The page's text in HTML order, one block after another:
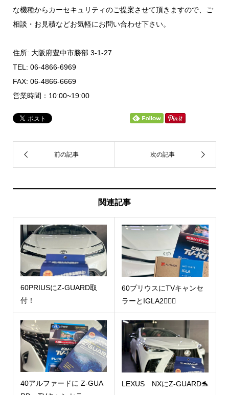
な機種からカーセキュリティのご提案させて頂きますので、ご
相談・お見積などお気軽にお問い合わせ下さい。
住所: 大阪府豊中市勝部 3-1-27
TEL: 06-4866-6969
FAX: 06-4866-6669
営業時間：10:00~19:00
関連記事
60PRIUSにZ-GUARD取
付！
60プリウスにTVキャンセ
ラーとIGLA2🧜🏻‍♀️
40アルファードに Z-GUA
LEXUS NXにZ-GUARD🐬